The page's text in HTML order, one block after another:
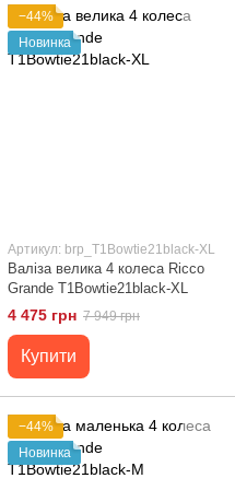
−44%
Новинка
Артикул: brp_T1Bowtie21black-XL
Валіза велика 4 колеса Ricco
Grande T1Bowtie21black-XL
4 475 грн 7 949 грн
Купити
−44%
Новинка